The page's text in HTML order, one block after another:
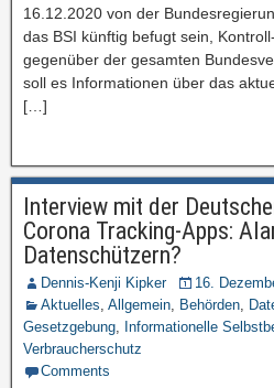
16.12.2020 von der
das BSI künftig befugt sein,
gegenüber der gesamten
soll es Informationen über das
[…]
Interview mit der
Corona Tracking-Apps:
Datenschützern?
Dennis-Kenji Kipker
16.
Aktuelles, Allgemein, Behörden,
Gesetzgebung, Informationelle
Verbraucherschutz
Comments